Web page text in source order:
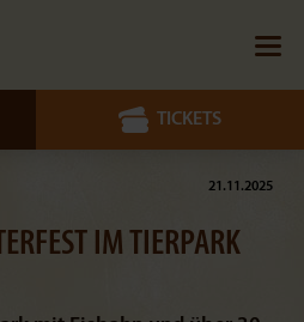
TICKETS
21.11.2025
IM TIERPARK